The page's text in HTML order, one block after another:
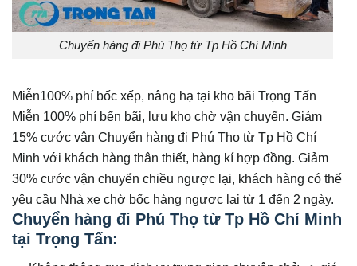
Chuyển hàng đi Phú Thọ từ Tp Hồ Chí Minh
Miễn100% phí bốc xếp, nâng hạ tại kho bãi Trọng Tấn
Miễn 100% phí bến bãi, lưu kho chờ vận chuyển. Giảm
15% cước vận Chuyển hàng đi Phú Thọ từ Tp Hồ Chí
Minh với khách hàng thân thiết, hàng kí hợp đồng. Giảm
30% cước vận chuyển chiều ngược lại, khách hàng có thể
yêu cầu Nhà xe chờ bốc hàng ngược lại từ 1 đến 2 ngày.
Chuyển hàng đi Phú Thọ từ Tp Hồ Chí Minh
tại Trọng Tấn: